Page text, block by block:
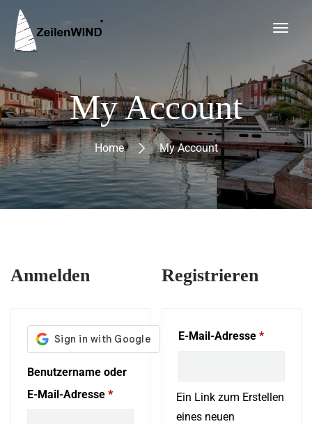
My Account
Home My Account
Anmelden
Benutzername oder
E-Mail-Adresse *Erforderlich
Registrieren
E-Mail-Adresse*
Ein Link zum Erstellen
eines neuen